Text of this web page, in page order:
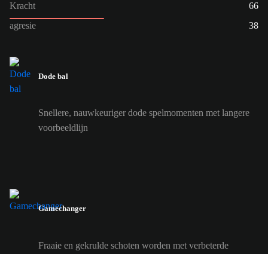
Kracht
66
agresie
38
Dode bal
Snellere, nauwkeuriger dode spelmomenten met langere
voorbeeldlijn
Gamechanger
Fraaie en gekrulde schoten worden met verbeterde